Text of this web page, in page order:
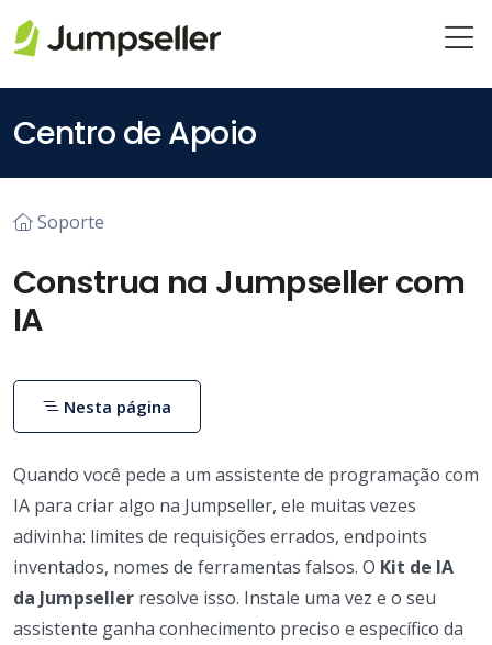
Centro de Apoio
Soporte
Construa na Jumpseller com
IA
Quando você pede a um assistente de programação com
IA para criar algo na Jumpseller, ele muitas vezes
adivinha: limites de requisições errados, endpoints
inventados, nomes de ferramentas falsos. O Kit de IA
da Jumpseller resolve isso. Instale uma vez e o seu
assistente ganha conhecimento preciso e específico da
Nesta página